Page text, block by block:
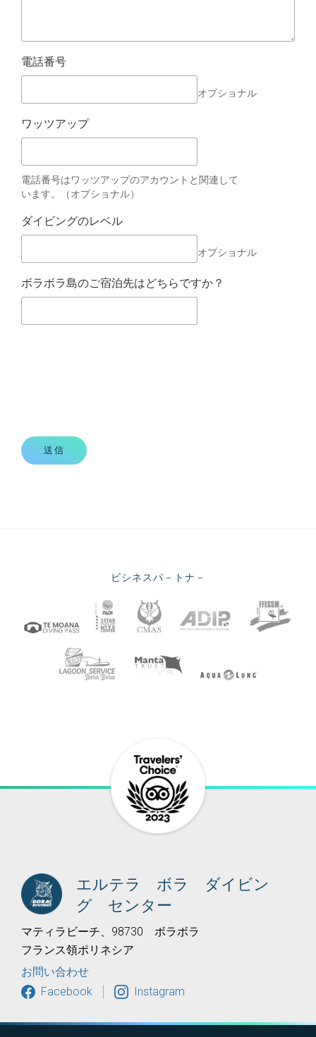
電話番号
オプショナル
ワッツアップ
電話番号はワッツアップのアカウントと関連して
います。（オプショナル）
ダイビングのレベル
オプショナル
ボラボラ島のご宿泊先はどちらですか？
送信
ビシネスパ－トナ－
エルテラ ボラ ダイビン
グ センター
マティラビーチ、98730 ボラボラ
フランス領ポリネシア
お問い合わせ
Facebook
Instagram